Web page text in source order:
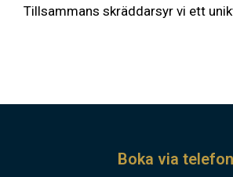
Tillsammans skräddarsyr vi ett
Boka via telefon